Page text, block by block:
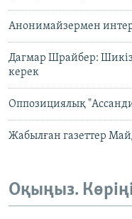
Анонимайзермен
Дагмар Шрайбер:
керек
Оппозициялық
Жабылған газеттер
Оқыңыз.